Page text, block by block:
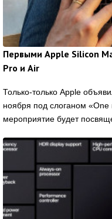
Первыми Apple Silicon
Pro и Air
Только-только Apple
ноября под слоганом «One
мероприятие будет